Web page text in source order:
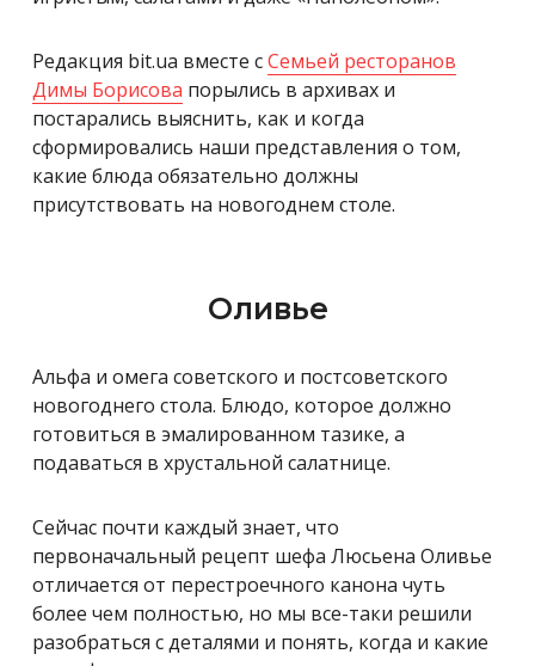
Редакция bit.ua вместе сСемьей ресторанов
Димы Борисова порылись в архивах и
постарались выяснить, как и когда
сформировались наши представления о том,
какие блюда обязательно должны
присутствовать на новогоднем столе.
Оливье
Альфа и омега советского и постсоветского
новогоднего стола. Блюдо, которое должно
готовиться в эмалированном тазике, а
подаваться в хрустальной салатнице.
Сейчас почти каждый знает, что
первоначальный рецепт шефа Люсьена Оливье
отличается от перестроечного канона чуть
более чем полностью, но мы все-таки решили
разобраться с деталями и понять, когда и какие